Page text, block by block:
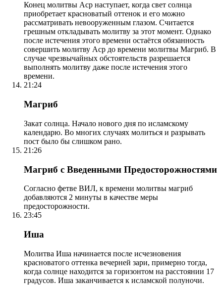
Конец молитвы Аср наступает, когда свет солнца
приобретает красноватый оттенок и его можно
рассматривать невооруженным глазом. Считается
грешным откладывать молитву за этот момент. Однако
после истечения этого времени остаётся обязанность
совершить молитву Аср до времени молитвы Магриб. В
случае чрезвычайных обстоятельств разрешается
выполнять молитву даже после истечения этого
времени.
21:24
Магриб
Закат солнца. Начало нового дня по исламскому
календарю. Во многих случаях молиться и разрывать
пост было бы слишком рано.
21:26
Магриб с Введенными Предосторожностями
Согласно фетве ВИЛ, к времени молитвы магриб
добавляются 2 минуты в качестве меры
предосторожности.
23:45
Иша
Молитва Иша начинается после исчезновения
красноватого оттенка вечерней зари, примерно тогда,
когда солнце находится за горизонтом на расстоянии 17
градусов. Иша заканчивается к исламской полуночи.